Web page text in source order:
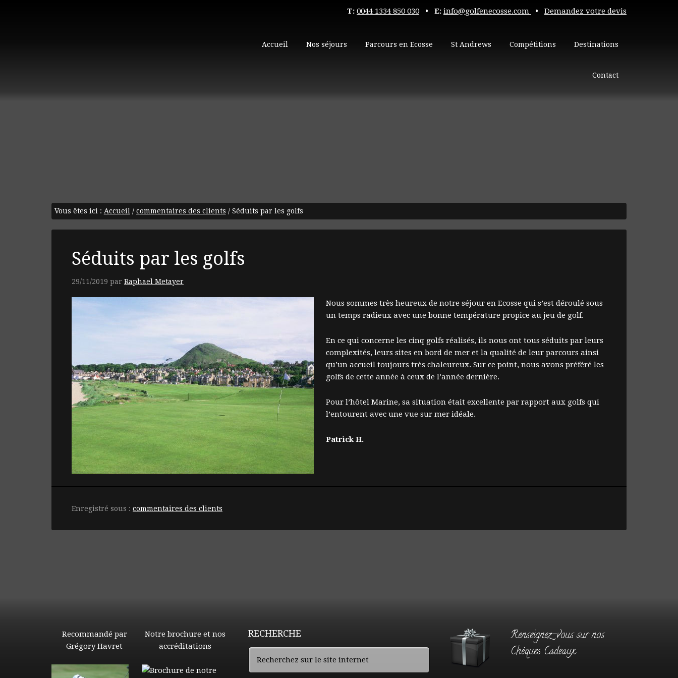
T: 0044 1334 850 030 • E: info@golfenecosse.com • Demandez votre devis
Accueil Nos séjours Parcours en Ecosse St Andrews Compétitions Destinations
Contact
Vous êtes ici : Accueil / commentaires des clients /Séduits par les golfs
Séduits par les golfs
29/11/2019 par Raphael Metayer
Nous sommes très heureux de notre séjour en Ecosse qui s’est déroulé sous
un temps radieux avec une bonne température propice au jeu de golf.
En ce qui concerne les cinq golfs réalisés, ils nous ont tous séduits par leurs
complexités, leurs sites en bord de mer et la qualité de leur parcours ainsi
qu’un accueil toujours très chaleureux. Sur ce point, nous avons préféré les
golfs de cette année à ceux de l’année dernière.
Pour l’hôtel Marine, sa situation était excellente par rapport aux golfs qui
l’entourent avec une vue sur mer idéale.
Patrick H.
Enregistré sous : commentaires des clients
Recommandé par
Grégory Havret
Notre brochure et nos
accréditations
RECHERCHE
Renseignez-vous sur nos
Chèques Cadeaux